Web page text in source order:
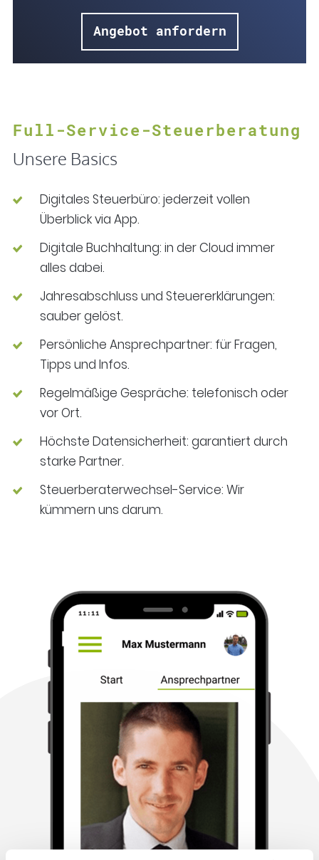
Angebot anfordern
Full-Service-Steuerberatung
Unsere Basics
Digitales Steuerbüro: jederzeit vollen
Überblick via App.
Digitale Buchhaltung: in der Cloud immer
alles dabei.
Jahresabschluss und Steuererklärungen:
sauber gelöst.
Persönliche Ansprechpartner: für Fragen,
Tipps und Infos.
Regelmäßige Gespräche: telefonisch oder
vor Ort.
Höchste Datensicherheit: garantiert durch
starke Partner.
Steuerberaterwechsel-Service: Wir
kümmern uns darum.